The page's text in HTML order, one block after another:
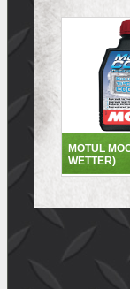
MOTUL
WETTER)